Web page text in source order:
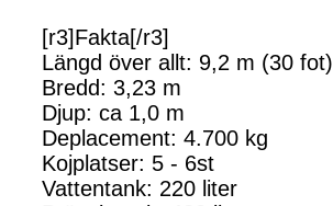
[r3]Fakta[/r3]
Längd över allt: 9,2 m (30 fot)
Bredd: 3,23 m
Djup: ca 1,0 m
Deplacement: 4.700 kg
Kojplatser: 5 - 6st
Vattentank: 220 liter